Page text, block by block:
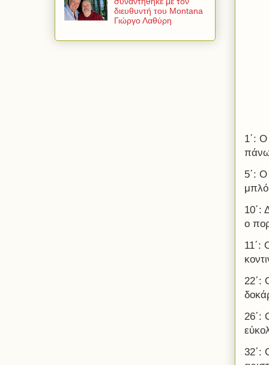
1΄: Ο
5΄:
10΄:
ο
11΄:
22΄:
26΄:
32΄:
διευθυντή του Montana
Γιώργο Λαθύρη